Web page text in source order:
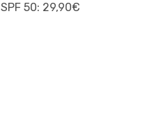
SPF 50: 29,90€